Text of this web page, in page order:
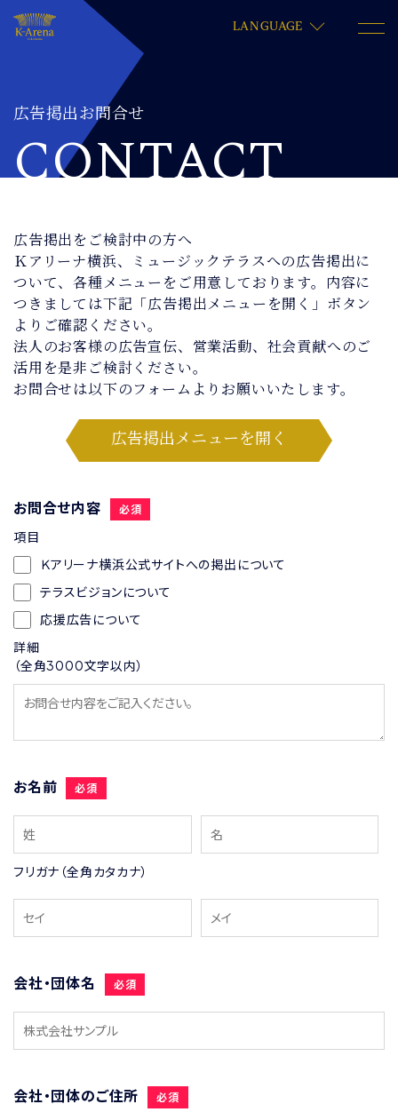
LANGUAGE
広告掲出お問合せ
CONTACT
広告掲出をご検討中の方へ
Ｋアリーナ横浜、ミュージックテラスへの広告掲出に
ついて、各種メニューをご用意しております。内容に
つきましては下記「広告掲出メニューを開く」ボタン
よりご確認ください。
法人のお客様の広告宣伝、営業活動、社会貢献へのご
活用を是非ご検討ください。
お問合せは以下のフォームよりお願いいたします。
広告掲出メニューを開く
お問合せ内容 必須
項目
Ｋアリーナ横浜公式サイトへの掲出について
テラスビジョンについて
応援広告について
詳細
（全角3000文字以内）
お名前 必須
フリガナ（全角カタカナ）
会社・団体名 必須
会社・団体のご住所 必須